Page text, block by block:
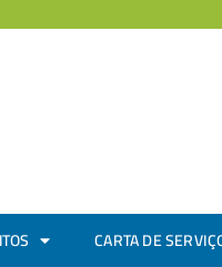
CARTA DE